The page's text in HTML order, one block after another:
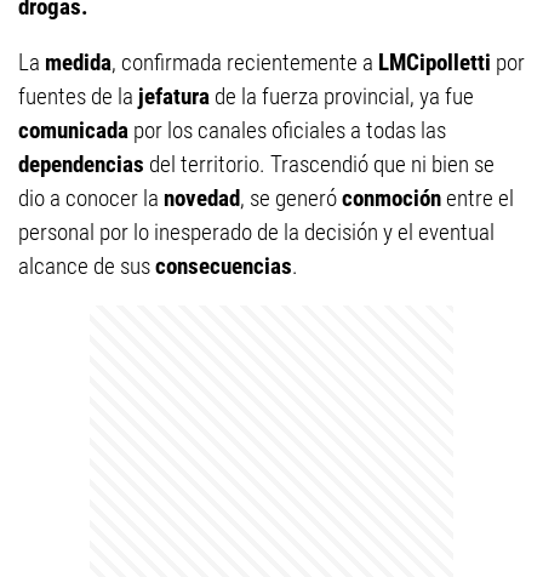
drogas.
La medida, confirmada recientemente a LMCipolletti por
fuentes de la jefatura de la fuerza provincial, ya fue
comunicada por los canales oficiales a todas las
dependencias del territorio. Trascendió que ni bien se
dio a conocer la novedad, se generóconmociónentre el
personal por lo inesperado de la decisión y el eventual
alcance de susconsecuencias.